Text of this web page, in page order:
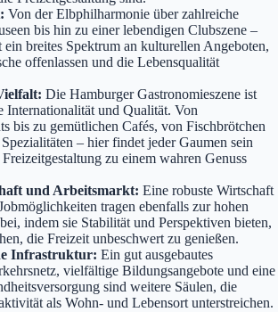
Von der Elbphilharmonie über zahlreiche
bis hin zu einer lebendigen Clubszene –
ein breites Spektrum an kulturellen Angeboten,
offenlassen und die Lebensqualität
Die Hamburger Gastronomieszene ist
Internationalität und Qualität. Von
bis zu gemütlichen Cafés, von Fischbrötchen
– hier findet jeder Gaumen sein
zu einem wahren Genuss
und Arbeitsmarkt: Eine robuste Wirtschaft
tragen ebenfalls zur hohen
indem sie Stabilität und Perspektiven bieten,
die Freizeit unbeschwert zu genießen.
Infrastruktur: Ein gut ausgebautes
vielfältige Bildungsangebote und eine
sind weitere Säulen, die
als Wohn- und Lebensort unterstreichen.